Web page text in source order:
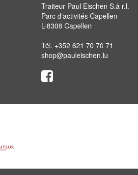
Traiteur Paul Eischen S.à r.l.
Parc d'activités Capellen
L-8308 Capellen
Tél. +352 621 70 70 71
shop@pauleischen.lu